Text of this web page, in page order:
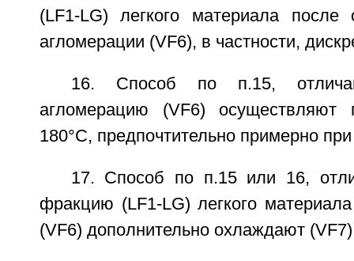
(LF1-LG) легкого материала после
агломерации (VF6), в частности,
16. Способ по п.15,
агломерацию (VF6)
180°С, предпочтительно примерно
17. Способ по п.15 или 16,
фракцию (LF1-LG) легкого
(VF6) дополнительно охлаждают